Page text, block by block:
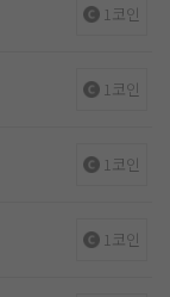
1코인
1코인
1코인
1코인